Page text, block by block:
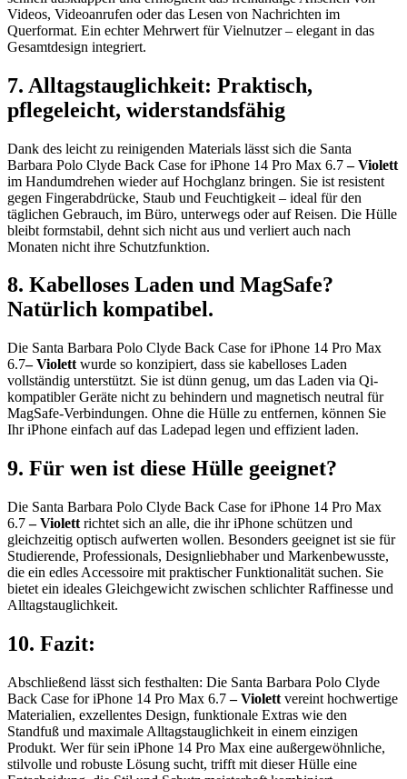
Videos, Videoanrufen oder das Lesen von Nachrichten im
Querformat. Ein echter Mehrwert für Vielnutzer – elegant in das
Gesamtdesign integriert.
7. Alltagstauglichkeit: Praktisch,
pflegeleicht, widerstandsfähig
Dank des leicht zu reinigenden Materials lässt sich die Santa
Barbara Polo Clyde Back Case for iPhone 14 Pro Max 6.7– Violett
im Handumdrehen wieder auf Hochglanz bringen. Sie ist resistent
gegen Fingerabdrücke, Staub und Feuchtigkeit – ideal für den
täglichen Gebrauch, im Büro, unterwegs oder auf Reisen. Die Hülle
bleibt formstabil, dehnt sich nicht aus und verliert auch nach
Monaten nicht ihre Schutzfunktion.
8. Kabelloses Laden und MagSafe?
Natürlich kompatibel.
Die Santa Barbara Polo Clyde Back Case for iPhone 14 Pro Max
6.7– Violett wurde so konzipiert, dass sie kabelloses Laden
vollständig unterstützt. Sie ist dünn genug, um das Laden via Qi-
kompatibler Geräte nicht zu behindern und magnetisch neutral für
MagSafe-Verbindungen. Ohne die Hülle zu entfernen, können Sie
Ihr iPhone einfach auf das Ladepad legen und effizient laden.
9. Für wen ist diese Hülle geeignet?
Die Santa Barbara Polo Clyde Back Case for iPhone 14 Pro Max
6.7– Violett richtet sich an alle, die ihr iPhone schützen und
gleichzeitig optisch aufwerten wollen. Besonders geeignet ist sie für
Studierende, Professionals, Designliebhaber und Markenbewusste,
die ein edles Accessoire mit praktischer Funktionalität suchen. Sie
bietet ein ideales Gleichgewicht zwischen schlichter Raffinesse und
Alltagstauglichkeit.
10. Fazit:
Abschließend lässt sich festhalten: Die Santa Barbara Polo Clyde
Back Case for iPhone 14 Pro Max 6.7– Violett vereint hochwertige
Materialien, exzellentes Design, funktionale Extras wie den
Standfuß und maximale Alltagstauglichkeit in einem einzigen
Produkt. Wer für sein iPhone 14 Pro Max eine außergewöhnliche,
stilvolle und robuste Lösung sucht, trifft mit dieser Hülle eine